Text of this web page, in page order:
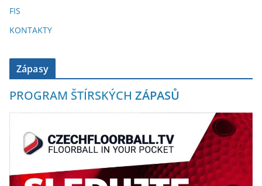
FIS
KONTAKTY
Zápasy
PROGRAM ŠTÍRSKÝCH ZÁPASŮ